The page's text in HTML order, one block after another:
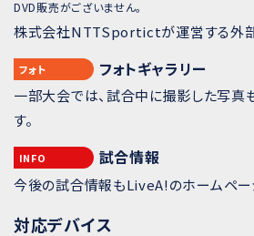
DVD販売がございません。
株式会社NTTSportictが運営する外部
フォト フォトギャラリー
一部大会では、試合中に撮影した写真
す。
INFO 試合情報
今後の試合情報もLiveA!のホームペー
対応デバイス